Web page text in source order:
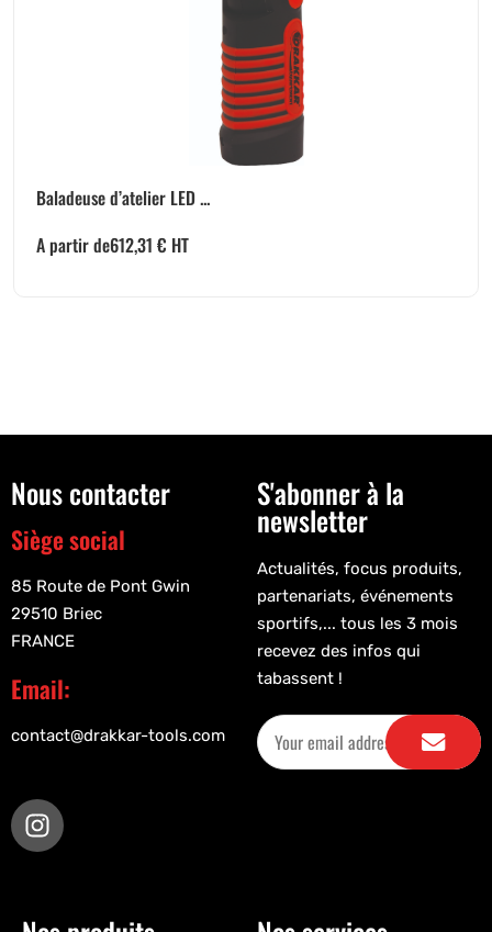
Baladeuse d’atelier LED ...
A partir de612,31 € HT
Nous contacter
Siège social
85 Route de Pont Gwin
29510 Briec
FRANCE
Email:
contact@drakkar-tools.com
S'abonner à la
newsletter
Actualités, focus produits,
partenariats, événements
sportifs,... tous les 3 mois
recevez des infos qui
tabassent !